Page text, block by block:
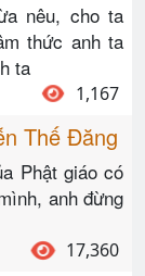
nêu, cho ta
thức anh ta
ta
1,167
Thế Đăng
Phật giáo có
anh đừng
17,360